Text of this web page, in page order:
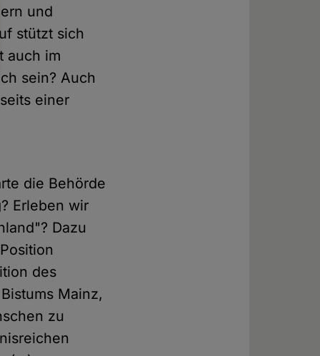
und
stützt sich
auch im
sein? Auch
einer
die Behörde
Erleben wir
Dazu
des
Mainz,
zu